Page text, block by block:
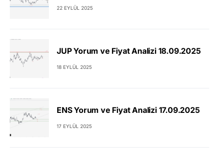
22 EYLÜL 2025
JUP Yorum ve Fiyat Analizi 18.09.2025
18 EYLÜL 2025
ENS Yorum ve Fiyat Analizi 17.09.2025
17 EYLÜL 2025